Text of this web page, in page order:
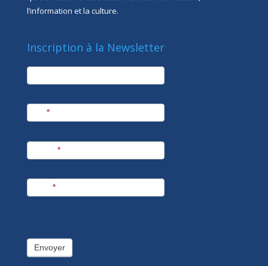
l’information et la culture.
Inscription à la Newsletter
newsletter
*
*
*
Envoyer